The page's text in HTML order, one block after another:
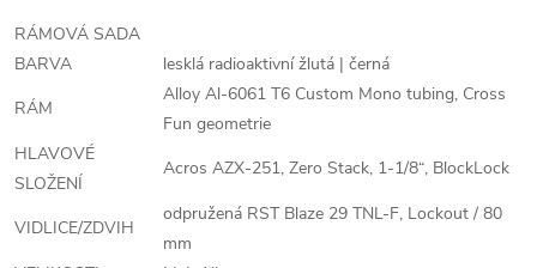
RÁMOVÁ SADA
BARVA
lesklá radioaktivní žlutá | černá
RÁM
Alloy Al-6061 T6 Custom Mono tubing, Cross
Fun geometrie
HLAVOVÉ
SLOŽENÍ
Acros AZX-251, Zero Stack, 1-1/8“, BlockLock
VIDLICE/ZDVIH
odpružená RST Blaze 29 TNL-F, Lockout / 80
mm